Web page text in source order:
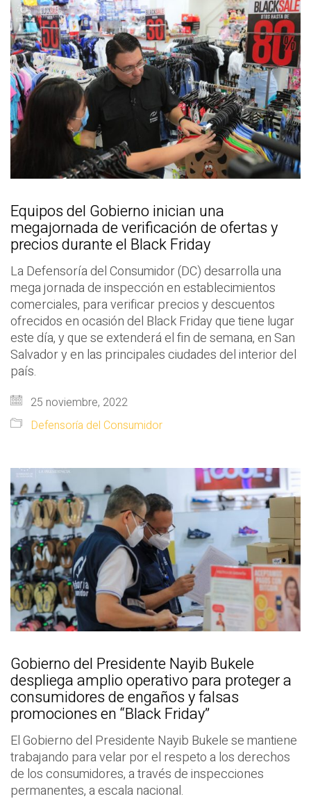
Equipos del Gobierno inician una
megajornada de verificación de ofertas y
precios durante el Black Friday
La Defensoría del Consumidor (DC) desarrolla una
mega jornada de inspección en establecimientos
comerciales, para verificar precios y descuentos
ofrecidos en ocasión del Black Friday que tiene lugar
este día, y que se extenderá el fin de semana, en San
Salvador y en las principales ciudades del interior del
país.
25 noviembre, 2022
Defensoría del Consumidor
Gobierno del Presidente Nayib Bukele
despliega amplio operativo para proteger a
consumidores de engaños y falsas
promociones en “Black Friday”
El Gobierno del Presidente Nayib Bukele se mantiene
trabajando para velar por el respeto a los derechos
de los consumidores, a través de inspecciones
permanentes, a escala nacional.